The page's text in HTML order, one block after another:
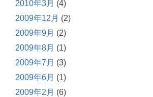
2010年3月 (4)
2009年12月 (2)
2009年9月 (2)
2009年8月 (1)
2009年7月 (3)
2009年6月 (1)
2009年2月 (6)